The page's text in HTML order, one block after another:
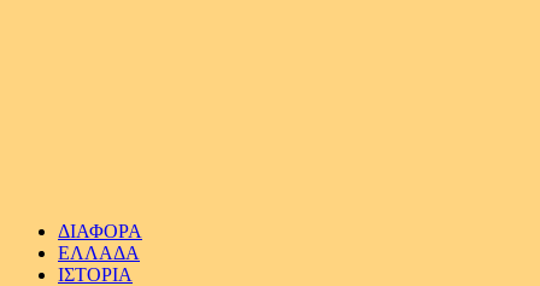
ΔΙΑΦΟΡΑ
ΕΛΛΑΔΑ
ΙΣΤΟΡΙΑ